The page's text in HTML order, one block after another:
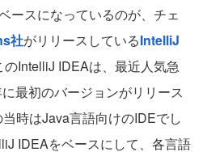
ースになっているのが、チェ
社がリリースしているIntelliJ
IntelliJ IDEAは、最近人気急
最初のバージョンがリリース
時はJava言語向けのIDEでし
IDEAをベースにして、各言語